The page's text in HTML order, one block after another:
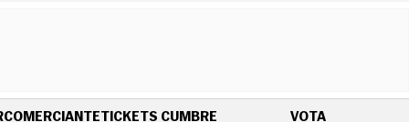
COMERCIANTETICKETS CUMBRE
VOTA